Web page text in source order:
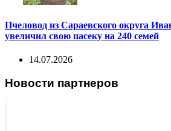
Пчеловод из Сараевского округа
увеличил свою пасеку на 240 семей
14.07.2026
Новости партнеров